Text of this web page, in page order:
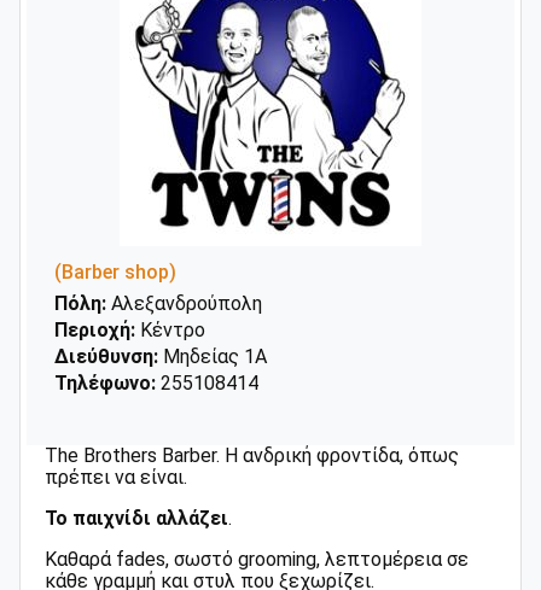
(Barber shop)
Πόλη: Αλεξανδρούπολη
Περιοχή: Κέντρο
Διεύθυνση: Μηδείας 1Α
Τηλέφωνο: 255108414
The Brothers Barber. Η ανδρική φροντίδα, όπως
πρέπει να είναι.
Το παιχνίδι αλλάζει.
Καθαρά fades, σωστό grooming, λεπτομέρεια σε
κάθε γραμμή και στυλ που ξεχωρίζει.